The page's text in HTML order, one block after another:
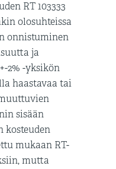
RT 103333
olosuhteissa
onnistuminen
ja
2% -yksikön
haastavaa tai
sisään
kosteuden
mukaan RT-
mutta